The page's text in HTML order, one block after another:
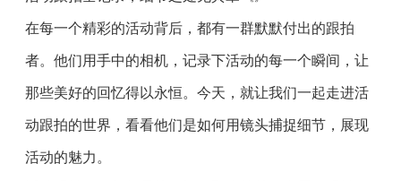
在每一个精彩的活动背后，都有一群默默付出的跟拍
者。他们用手中的相机，记录下活动的每一个瞬间，让
那些美好的回忆得以永恒。今天，就让我们一起走进活
动跟拍的世界，看看他们是如何用镜头捕捉细节，展现
活动的魅力。